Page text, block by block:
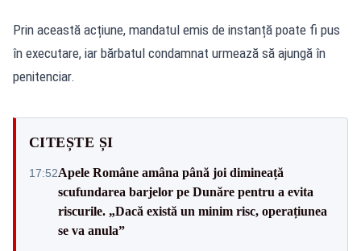
Prin această acțiune, mandatul emis de instanță poate fi pus
în executare, iar bărbatul condamnat urmează să ajungă în
penitenciar.
CITEȘTE ȘI
17:52Apele Române amâna până joi dimineață
scufundarea barjelor pe Dunăre pentru a evita
riscurile. „Dacă există un minim risc, operațiunea
se va anula”